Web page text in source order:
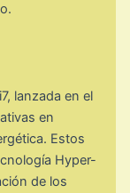
lanzada en el
en
Estos
Hyper-
de los